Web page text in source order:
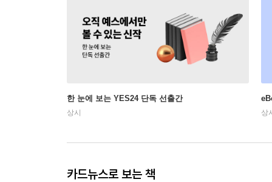
한 눈에 보는 YES24 단독 선출간
상시 상
카드뉴스로 보는 책